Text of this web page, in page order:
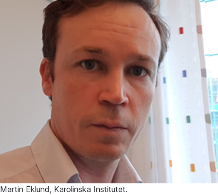
Martin Eklund, Karolinska Institutet.